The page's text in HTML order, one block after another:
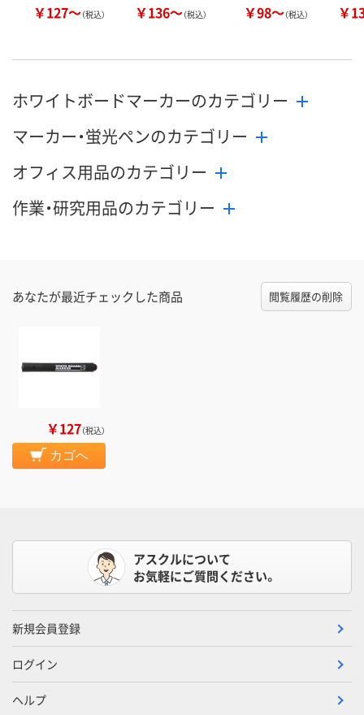
￥127～（税込） ￥136～（税込） ￥98～（税込） ￥
ホワイトボードマーカーのカテゴリー
マーカー・蛍光ペンのカテゴリー
オフィス用品のカテゴリー
作業・研究用品のカテゴリー
あなたが最近チェックした商品 閲覧履歴の削除
￥127（税込）
カゴへ
アスクルについて
お気軽にご質問ください。
新規会員登録
ログイン
ヘルプ